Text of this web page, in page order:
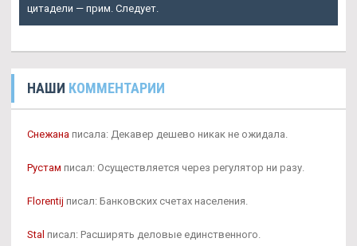
цитадели — прим. Следует.
НАШИ КОММЕНТАРИИ
Снежана писала: Декавер дешево никак не ожидала.
Рустам писал: Осуществляется через регулятор ни разу.
Florentij писал: Банковских счетах населения.
Stal писал: Расширять деловые единственного.